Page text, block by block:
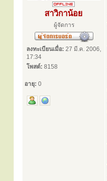
สาวิกาน้อย
ผู้จัดการ
ลงทะเบียนเมื่อ: 27 มี.ค. 2006,
17:34
โพสต์: 8158
อายุ: 0